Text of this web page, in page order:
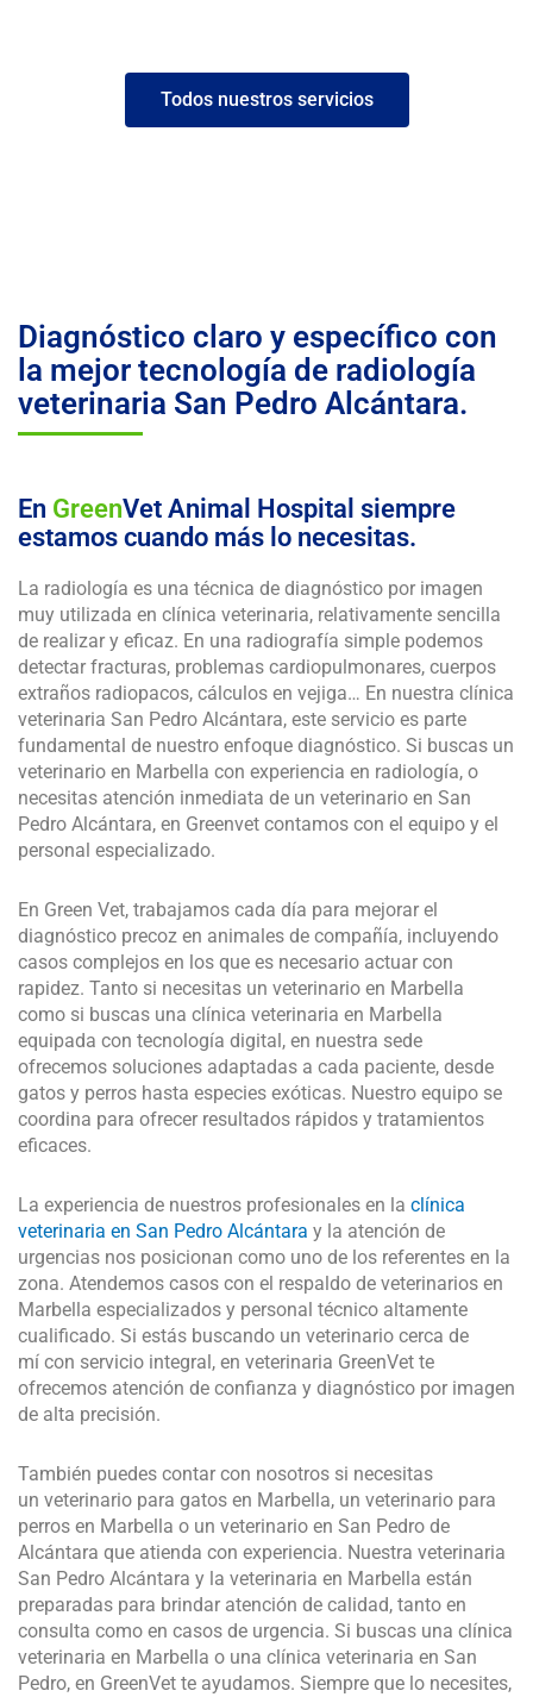
Todos nuestros servicios
Diagnóstico claro y específico con
la mejor tecnología de radiología
veterinaria San Pedro Alcántara.
En GreenVet Animal Hospital siempre
estamos cuando más lo necesitas.
La radiología es una técnica de diagnóstico por imagen
muy utilizada en clínica veterinaria, relativamente sencilla
de realizar y eficaz. En una radiografía simple podemos
detectar fracturas, problemas cardiopulmonares, cuerpos
extraños radiopacos, cálculos en vejiga… En nuestra clínica
veterinaria San Pedro Alcántara, este servicio es parte
fundamental de nuestro enfoque diagnóstico. Si buscas un
veterinario en Marbella con experiencia en radiología, o
necesitas atención inmediata de un veterinario en San
Pedro Alcántara, en Greenvet contamos con el equipo y el
personal especializado.
En Green Vet, trabajamos cada día para mejorar el
diagnóstico precoz en animales de compañía, incluyendo
casos complejos en los que es necesario actuar con
rapidez. Tanto si necesitas un veterinario en Marbella
como si buscas una clínica veterinaria en Marbella
equipada con tecnología digital, en nuestra sede
ofrecemos soluciones adaptadas a cada paciente, desde
gatos y perros hasta especies exóticas. Nuestro equipo se
coordina para ofrecer resultados rápidos y tratamientos
eficaces.
La experiencia de nuestros profesionales en la clínica
veterinaria en San Pedro Alcántara y la atención de
urgencias nos posicionan como uno de los referentes en la
zona. Atendemos casos con el respaldo de veterinarios en
Marbella especializados y personal técnico altamente
cualificado. Si estás buscando un veterinario cerca de
mí con servicio integral, en veterinaria GreenVet te
ofrecemos atención de confianza y diagnóstico por imagen
de alta precisión.
También puedes contar con nosotros si necesitas
un veterinario para gatos en Marbella, un veterinario para
perros en Marbella o un veterinario en San Pedro de
Alcántara que atienda con experiencia. Nuestra veterinaria
San Pedro Alcántara y la veterinaria en Marbella están
preparadas para brindar atención de calidad, tanto en
consulta como en casos de urgencia. Si buscas una clínica
veterinaria en Marbella o una clínica veterinaria en San
Pedro, en GreenVet te ayudamos. Siempre que lo necesites,